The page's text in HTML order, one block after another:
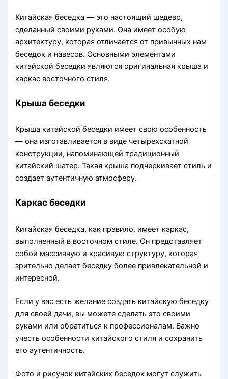
Китайская беседка — это настоящий шедевр,
сделанный своими руками. Она имеет особую
архитектуру, которая отличается от привычных нам
беседок и навесов. Основными элементами
китайской беседки являются оригинальная крыша и
каркас восточного стиля.
Крыша беседки
Крыша китайской беседки имеет свою особенность
— она изготавливается в виде четырехскатной
конструкции, напоминающей традиционный
китайский шатер. Такая крыша подчеркивает стиль и
создает аутентичную атмосферу.
Каркас беседки
Китайская беседка, как правило, имеет каркас,
выполненный в восточном стиле. Он представляет
собой массивную и красивую структуру, которая
зрительно делает беседку более привлекательной и
интересной.
Если у вас есть желание создать китайскую беседку
для своей дачи, вы можете сделать это своими
руками или обратиться к профессионалам. Важно
учесть особенности китайского стиля и сохранить
его аутентичность.
Фото и рисунок китайских беседок могут служить